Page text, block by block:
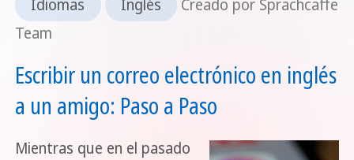
Idiomas
Inglés
Creado por Sprachcaffe
Team
Escribir un correo electrónico en inglés
a un amigo: Paso a Paso
Mientras que en el pasado